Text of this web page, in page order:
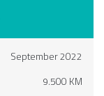
September 2022
9.500 KM